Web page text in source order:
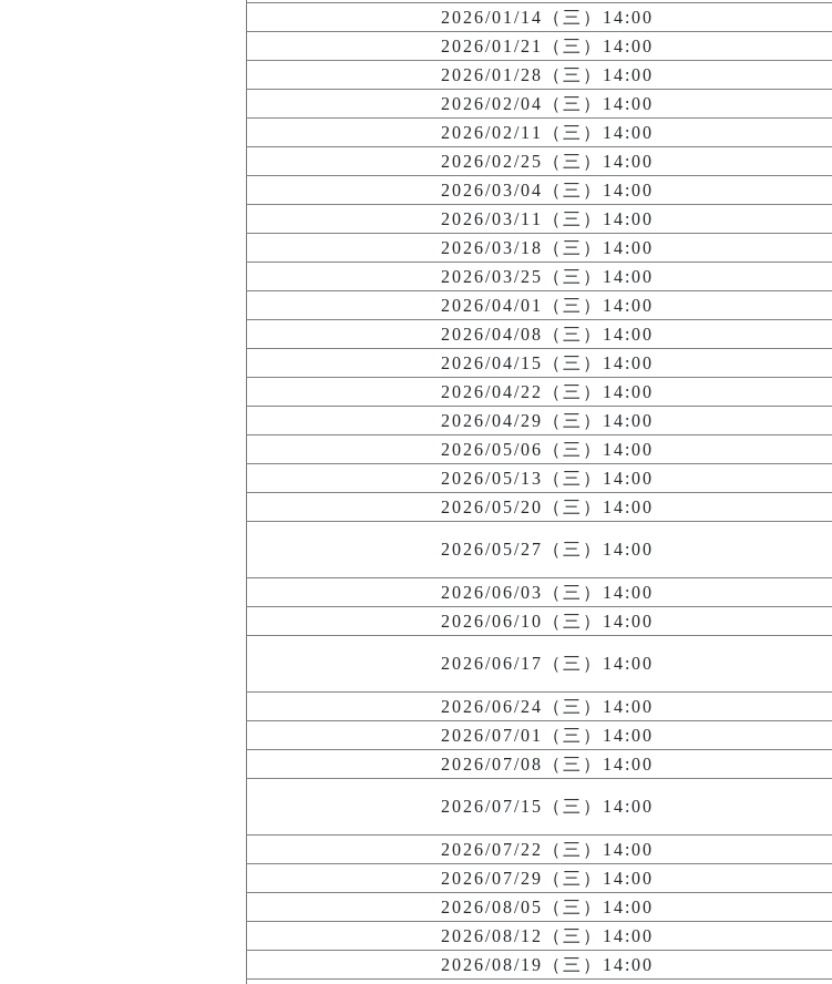
2026/01/14（三）14:00
2026/01/21（三）14:00
2026/01/28（三）14:00
2026/02/04（三）14:00
2026/02/11（三）14:00
2026/02/25（三）14:00
2026/03/04（三）14:00
2026/03/11（三）14:00
2026/03/18（三）14:00
2026/03/25（三）14:00
2026/04/01（三）14:00
2026/04/08（三）14:00
2026/04/15（三）14:00
2026/04/22（三）14:00
2026/04/29（三）14:00
2026/05/06（三）14:00
2026/05/13（三）14:00
2026/05/20（三）14:00
2026/05/27（三）14:00
2026/06/03（三）14:00
2026/06/10（三）14:00
2026/06/17（三）14:00
2026/06/24（三）14:00
2026/07/01（三）14:00
2026/07/08（三）14:00
2026/07/15（三）14:00
2026/07/22（三）14:00
2026/07/29（三）14:00
2026/08/05（三）14:00
2026/08/12（三）14:00
2026/08/19（三）14:00